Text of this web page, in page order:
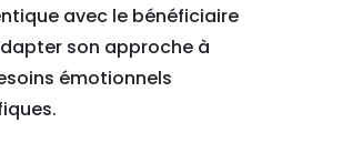
avec le bénéficiaire
son approche à
émotionnels